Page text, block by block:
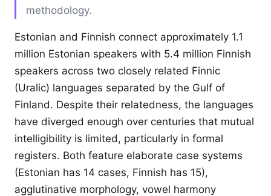
methodology.
Estonian and Finnish connect approximately 1.1
million Estonian speakers with 5.4 million Finnish
speakers across two closely related Finnic
(Uralic) languages separated by the Gulf of
Finland. Despite their relatedness, the languages
have diverged enough over centuries that mutual
intelligibility is limited, particularly in formal
registers. Both feature elaborate case systems
(Estonian has 14 cases, Finnish has 15),
agglutinative morphology, vowel harmony